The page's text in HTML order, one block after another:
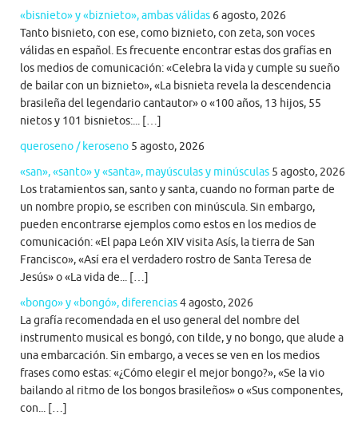
«bisnieto» y «biznieto», ambas válidas 6 agosto, 2026
Tanto bisnieto, con ese, como biznieto, con zeta, son voces
válidas en español. Es frecuente encontrar estas dos grafías en
los medios de comunicación: «Celebra la vida y cumple su sueño
de bailar con un biznieto», «La bisnieta revela la descendencia
brasileña del legendario cantautor» o «100 años, 13 hijos, 55
nietos y 101 bisnietos:... […]
queroseno / keroseno 5 agosto, 2026
«san», «santo» y «santa», mayúsculas y minúsculas 5 agosto, 2026
Los tratamientos san, santo y santa, cuando no forman parte de
un nombre propio, se escriben con minúscula. Sin embargo,
pueden encontrarse ejemplos como estos en los medios de
comunicación: «El papa León XIV visita Asís, la tierra de San
Francisco», «Así era el verdadero rostro de Santa Teresa de
Jesús» o «La vida de... […]
«bongo» y «bongó», diferencias4 agosto, 2026
La grafía recomendada en el uso general del nombre del
instrumento musical es bongó, con tilde, y no bongo, que alude a
una embarcación. Sin embargo, a veces se ven en los medios
frases como estas: «¿Cómo elegir el mejor bongo?», «Se la vio
bailando al ritmo de los bongos brasileños» o «Sus componentes,
con... […]